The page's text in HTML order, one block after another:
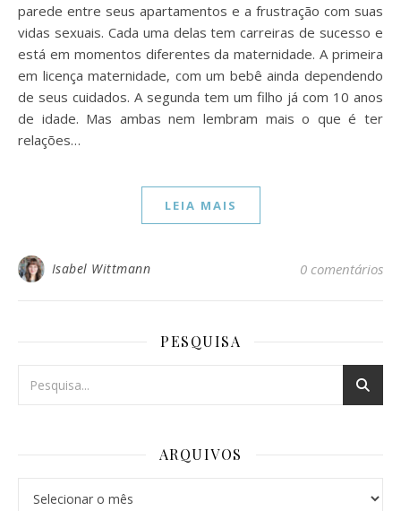
parede entre seus apartamentos e a frustração com suas
vidas sexuais. Cada uma delas tem carreiras de sucesso e
está em momentos diferentes da maternidade. A primeira
em licença maternidade, com um bebê ainda dependendo
de seus cuidados. A segunda tem um filho já com 10 anos
de idade. Mas ambas nem lembram mais o que é ter
relações…
LEIA MAIS
Isabel Wittmann 0 comentários
PESQUISA
ARQUIVOS